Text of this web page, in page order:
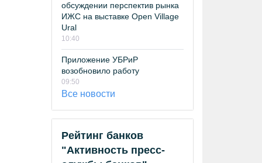
обсуждении перспектив рынка
ИЖС на выставке Open Village
Ural
10:40
Приложение УБРиР
возобновило работу
09:50
Все новости
Рейтинг банков
"Активность пресс-